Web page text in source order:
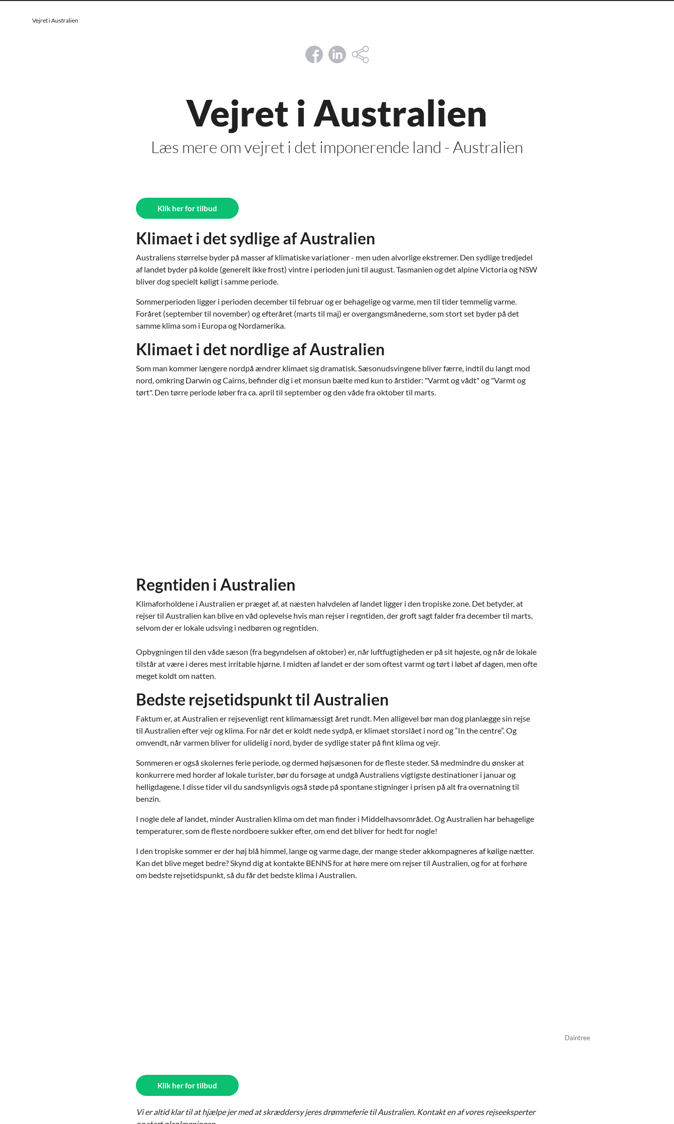
Vejret i Australien
Vejret i Australien
Læs mere om vejret i det imponerende land - Australien
Klik her for tilbud
Klimaet i det sydlige af Australien
Australiens størrelse byder på masser af klimatiske variationer - men uden alvorlige ekstremer. Den sydlige tredjedel
af landet byder på kolde (generelt ikke frost) vintre i perioden juni til august. Tasmanien og det alpine Victoria og NSW
bliver dog specielt køligt i samme periode.
Sommerperioden ligger i perioden december til februar og er behagelige og varme, men til tider temmelig varme.
Foråret (september til november) og efteråret (marts til maj) er overgangsmånederne, som stort set byder på det
samme klima som i Europa og Nordamerika.
Klimaet i det nordlige af Australien
Som man kommer længere nordpå ændrer klimaet sig dramatisk. Sæsonudsvingene bliver færre, indtil du langt mod
nord, omkring Darwin og Cairns, befinder dig i et monsun bælte med kun to årstider: "Varmt og vådt" og "Varmt og
tørt". Den tørre periode løber fra ca. april til september og den våde fra oktober til marts.
Regntiden i Australien
Klimaforholdene i Australien er præget af, at næsten halvdelen af landet ligger i den tropiske zone. Det betyder, at
rejser til Australien kan blive en våd oplevelse hvis man rejser i regntiden, der groft sagt falder fra december til marts,
selvom der er lokale udsving i nedbøren og regntiden.
Opbygningen til den våde sæson (fra begyndelsen af ​​oktober) er, når luftfugtigheden er på sit højeste, og når de lokale
tilstår at være i deres mest irritable hjørne. I midten af ​​landet er der som oftest varmt og tørt i løbet af dagen, men ofte
meget koldt om natten.
Bedste rejsetidspunkt til Australien
Faktum er, at Australien er rejsevenligt rent klimamæssigt året rundt. Men alligevel bør man dog planlægge sin rejse
til Australien efter vejr og klima. For når det er koldt nede sydpå, er klimaet storslået i nord og ”In the centre”. Og
omvendt, når varmen bliver for ulidelig i nord, byder de sydlige stater på fint klima og vejr.
Sommeren er også skolernes ferie periode, og dermed højsæsonen for de fleste steder. Så medmindre du ønsker at
konkurrere med horder af lokale turister, bør du forsøge at undgå Australiens vigtigste destinationer i januar og
helligdagene. I disse tider vil du sandsynligvis også støde på spontane stigninger i prisen på alt fra overnatning til
benzin.
I nogle dele af landet, minder Australien klima om det man finder i Middelhavsområdet. Og Australien har behagelige
temperaturer, som de fleste nordboere sukker efter, om end det bliver for hedt for nogle!
I den tropiske sommer er der høj blå himmel, lange og varme dage, der mange steder akkompagneres af kølige nætter.
Kan det blive meget bedre? Skynd dig at kontakte BENNS for at høre mere om rejser til Australien, og for at forhøre
om bedste rejsetidspunkt, så du får det bedste klima i Australien.
Daintree
Klik her for tilbud
Vi er altid klar til at hjælpe jer med at skræddersy jeres drømmeferie til Australien. Kontakt en af vores rejseeksperter